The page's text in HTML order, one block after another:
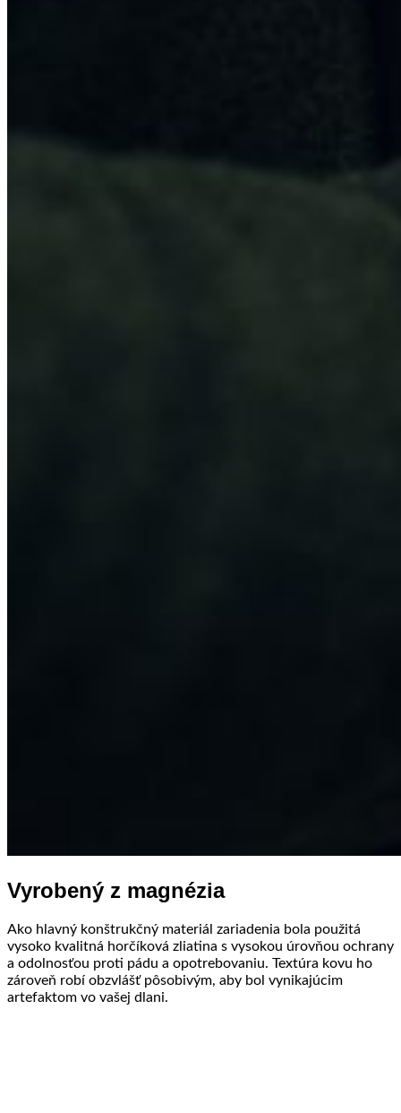
Vyrobený z magnézia
Ako hlavný konštrukčný materiál zariadenia bola použitá
vysoko kvalitná horčíková zliatina s vysokou úrovňou ochrany
a odolnosťou proti pádu a opotrebovaniu. Textúra kovu ho
zároveň robí obzvlášť pôsobivým, aby bol vynikajúcim
artefaktom vo vašej dlani.